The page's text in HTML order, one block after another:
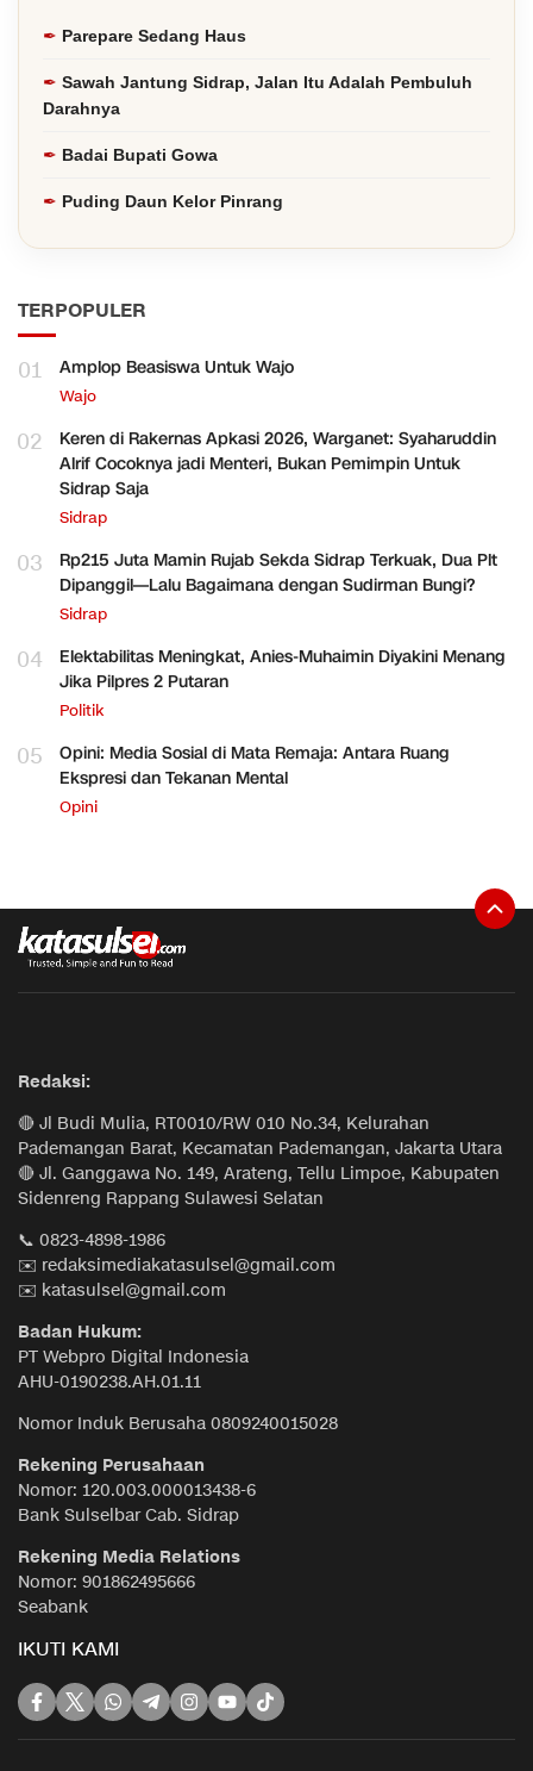
Parepare Sedang Haus
Sawah Jantung Sidrap, Jalan Itu Adalah Pembuluh
Darahnya
Badai Bupati Gowa
Puding Daun Kelor Pinrang
TERPOPULER
01 Amplop Beasiswa Untuk Wajo
Wajo
02
Keren di Rakernas Apkasi 2026, Warganet: Syaharuddin
Alrif Cocoknya jadi Menteri, Bukan Pemimpin Untuk
Sidrap Saja
Sidrap
03
Rp215 Juta Mamin Rujab Sekda Sidrap Terkuak, Dua Plt
Dipanggil—Lalu Bagaimana dengan Sudirman Bungi?
Sidrap
04
Elektabilitas Meningkat, Anies-Muhaimin Diyakini Menang
Jika Pilpres 2 Putaran
Politik
05
Opini: Media Sosial di Mata Remaja: Antara Ruang
Ekspresi dan Tekanan Mental
Opini
Redaksi:
🔴 Jl Budi Mulia, RT0010/RW 010 No.34, Kelurahan
Pademangan Barat, Kecamatan Pademangan, Jakarta Utara
🔴 Jl. Ganggawa No. 149, Arateng, Tellu Limpoe, Kabupaten
Sidenreng Rappang Sulawesi Selatan
📞 0823-4898-1986
✉️ redaksimediakatasulsel@gmail.com
✉️ katasulsel@gmail.com
Badan Hukum:
PT Webpro Digital Indonesia
AHU-0190238.AH.01.11
Nomor Induk Berusaha 0809240015028
Rekening Perusahaan
Nomor: 120.003.000013438-6
Bank Sulselbar Cab. Sidrap
Rekening Media Relations
Nomor: 901862495666
Seabank
IKUTI KAMI